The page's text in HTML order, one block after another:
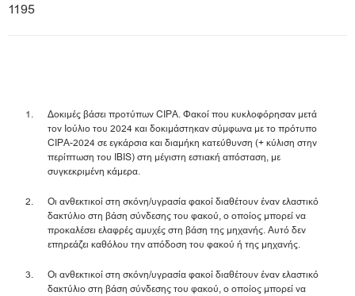
1195
Δοκιμές βάσει προτύπων CIPA. Φακοί που κυκλοφόρησαν μετά
τον Ιούλιο του 2024 και δοκιμάστηκαν σύμφωνα με το πρότυπο
CIPA-2024 σε εγκάρσια και διαμήκη κατεύθυνση (+ κύλιση στην
περίπτωση του IBIS) στη μέγιστη εστιακή απόσταση, με
συγκεκριμένη κάμερα.
Οι ανθεκτικοί στη σκόνη/υγρασία φακοί διαθέτουν έναν ελαστικό
δακτύλιο στη βάση σύνδεσης του φακού, ο οποίος μπορεί να
προκαλέσει ελαφρές αμυχές στη βάση της μηχανής. Αυτό δεν
επηρεάζει καθόλου την απόδοση του φακού ή της μηχανής.
Οι ανθεκτικοί στη σκόνη/υγρασία φακοί διαθέτουν έναν ελαστικό
δακτύλιο στη βάση σύνδεσης του φακού, ο οποίος μπορεί να